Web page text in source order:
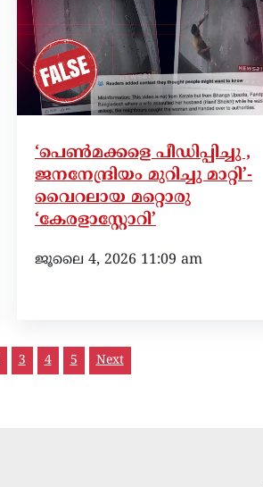
‘പെൺമക്കളെ പീഡിപ്പിച്ചു ,
ജനനേന്ദ്രിയം മുറിച്ചു മാറ്റി’-
വൈറലായ മറ്റൊരു
‘കേരളാസ്റ്റോറി’
ജൂലൈ 4, 2026 11:09 am
3 4 5 Next